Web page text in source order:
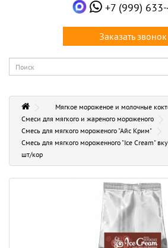
+7 (999)
Заказать звонок
Мягкое мороженое и молочные
Смеси для мягкого и жареного мороженого
Смесь для мягкого мороженого "Айс Крим"
Смесь для мягкого мороженного "Ice Cream"
шт/кор